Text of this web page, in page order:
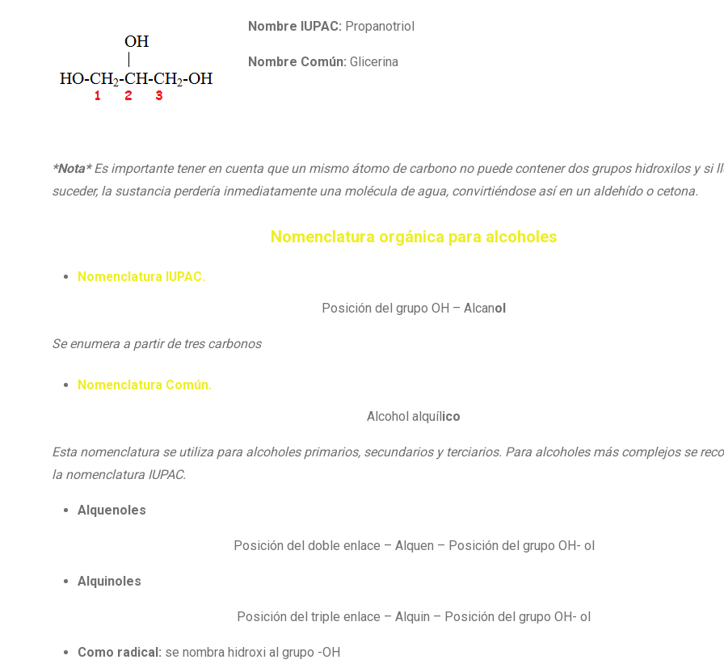
Nombre IUPAC: Propanotriol
Nombre Común: Glicerina
*Nota*Es importante tener en cuenta que un mismo átomo de carbono no puede contener dos grupos hidroxilos y si
suceder, la sustancia perdería inmediatamente una molécula de agua, convirtiéndose así en un aldehído o cetona.
Nomenclatura orgánica para alcoholes
Nomenclatura IUPAC.
Posición del grupo OH – Alcanol
Se enumera a partir de tres carbonos
Nomenclatura Común.
Alcohol alquílico
Esta nomenclatura se utiliza para alcoholes primarios, secundarios y terciarios. Para alcoholes más complejos se
la nomenclatura IUPAC.
Alquenoles
Posición del doble enlace – Alquen – Posición del grupo OH- ol
Alquinoles
Posición del triple enlace – Alquin – Posición del grupo OH- ol
Como radical: se nombra hidroxi al grupo -OH